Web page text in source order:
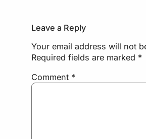
Leave a Reply
Your email address will not
Required fields are marked *
Comment *